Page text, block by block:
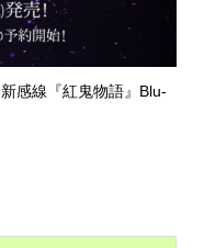
感線『紅鬼物語』Blu-